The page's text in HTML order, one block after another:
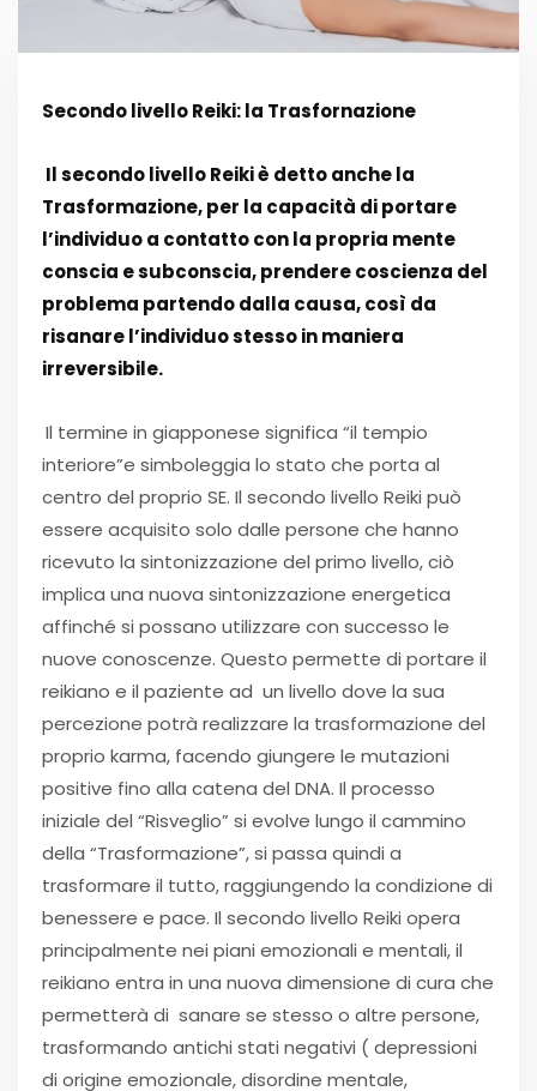
Secondo livello Reiki: la Trasfornazione
Il secondo livello Reiki è detto anche la
Trasformazione, per la capacità di portare
l’individuo a contatto con la propria mente
conscia e subconscia, prendere coscienza del
problema partendo dalla causa, così da
risanare l’individuo stesso in maniera
irreversibile.
Il termine in giapponese significa “il tempio
interiore”e simboleggia lo stato che porta al
centro del proprio SE. Il secondo livello Reiki può
essere acquisito solo dalle persone che hanno
ricevuto la sintonizzazione del primo livello, ciò
implica una nuova sintonizzazione energetica
affinché si possano utilizzare con successo le
nuove conoscenze. Questo permette di portare il
reikiano e il paziente ad un livello dove la sua
percezione potrà realizzare la trasformazione del
proprio karma, facendo giungere le mutazioni
positive fino alla catena del DNA. Il processo
iniziale del “Risveglio” si evolve lungo il cammino
della “Trasformazione”, si passa quindi a
trasformare il tutto, raggiungendo la condizione di
benessere e pace. Il secondo livello Reiki opera
principalmente nei piani emozionali e mentali, il
reikiano entra in una nuova dimensione di cura che
permetterà di sanare se stesso o altre persone,
trasformando antichi stati negativi ( depressioni
di origine emozionale, disordine mentale,